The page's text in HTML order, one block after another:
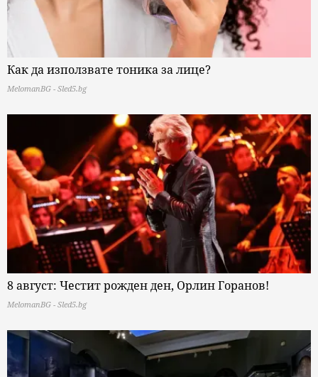
Как да използвате тоника за лице?
MelomanBG - Sled5.bg
8 август: Честит рожден ден, Орлин Горанов!
MelomanBG - Sled5.bg